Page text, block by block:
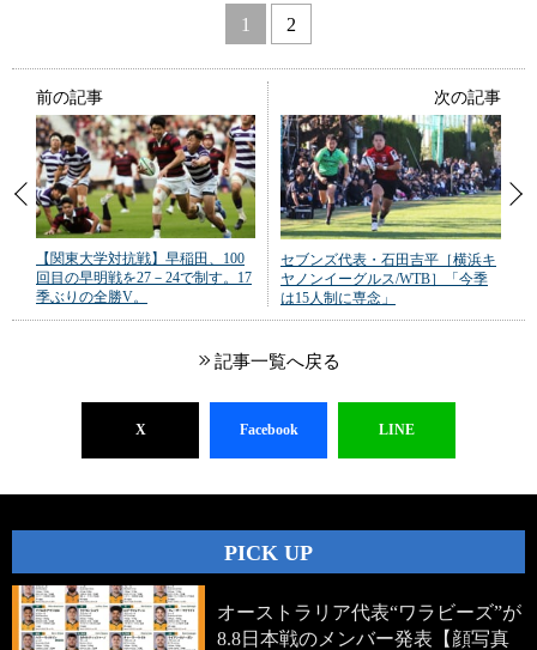
1 2
前の記事
【関東大学対抗戦】早稲田、100
回目の早明戦を27－24で制す。17
季ぶりの全勝V。
次の記事
セブンズ代表・石田吉平［横浜キ
ヤノンイーグルス/WTB］「今季
は15人制に専念」
記事一覧へ戻る
X Facebook LINE
PICK UP
オーストラリア代表“ワラビーズ”が
8.8日本戦のメンバー発表【顔写真